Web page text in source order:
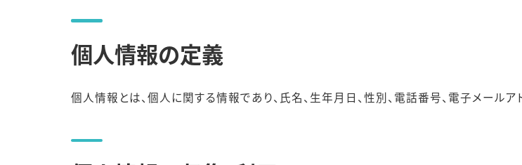
個人情報の定義
個人情報とは、個人に関する情報であり、氏名、生年月日、性別、電話番号、電子メール